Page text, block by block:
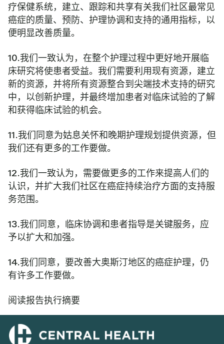
疗保健系统，建立、跟踪和共享有关我们社区最常见
癌症的质量、预防、护理协调和支持的通用指标，以
便明显改善质量。
10.我们一致认为，在整个护理过程中更好地开展临
床研究将使患者受益。我们需要利用现有资源，建立
新的资源，并将所有资源整合到尖端技术支持的研究
中，以创新护理，并最终增加患者对临床试验的了解
和获得临床试验的机会。
11.我们同意为姑息关怀和晚期护理规划提供资源，但
我们还有更多的工作要做。
12.我们一致认为，需要做更多的工作来提高人们的
认识，并扩大我们社区在癌症持续治疗方面的支持服
务范围。
13.我们同意，临床协调和患者指导是关键服务，应
予以扩大和加强。
14.我们同意，要改善大奥斯汀地区的癌症护理，仍
有许多工作要做。
阅读报告执行摘要